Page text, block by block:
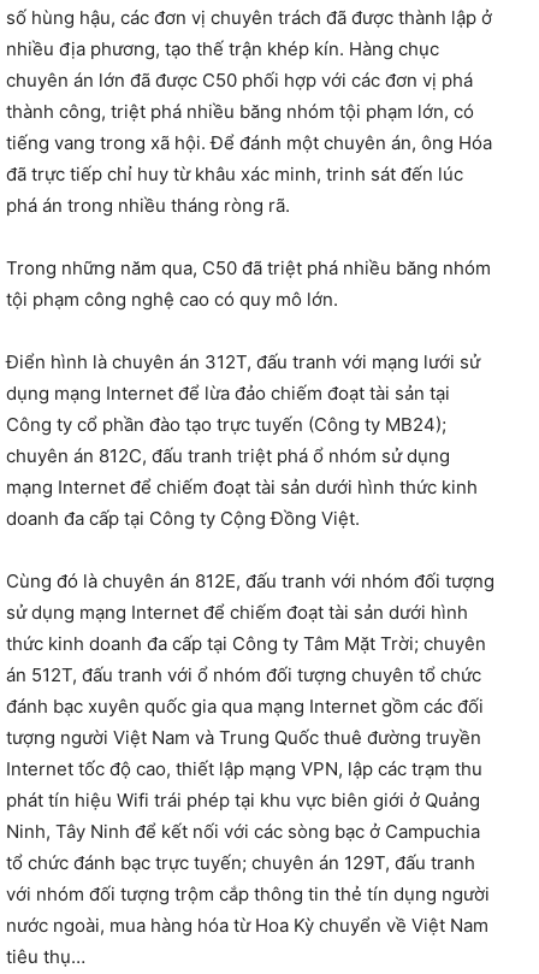
số hùng hậu, các đơn vị chuyên trách đã được thành lập ở
nhiều địa phương, tạo thế trận khép kín. Hàng chục
chuyên án lớn đã được C50 phối hợp với các đơn vị phá
thành công, triệt phá nhiều băng nhóm tội phạm lớn, có
tiếng vang trong xã hội. Để đánh một chuyên án, ông Hóa
đã trực tiếp chỉ huy từ khâu xác minh, trinh sát đến lúc
phá án trong nhiều tháng ròng rã.
Trong những năm qua, C50 đã triệt phá nhiều băng nhóm
tội phạm công nghệ cao có quy mô lớn.
Điển hình là chuyên án 312T, đấu tranh với mạng lưới sử
dụng mạng Internet để lừa đảo chiếm đoạt tài sản tại
Công ty cổ phần đào tạo trực tuyến (Công ty MB24);
chuyên án 812C, đấu tranh triệt phá ổ nhóm sử dụng
mạng Internet để chiếm đoạt tài sản dưới hình thức kinh
doanh đa cấp tại Công ty Cộng Đồng Việt.
Cùng đó là chuyên án 812E, đấu tranh với nhóm đối tượng
sử dụng mạng Internet để chiếm đoạt tài sản dưới hình
thức kinh doanh đa cấp tại Công ty Tâm Mặt Trời; chuyên
án 512T, đấu tranh với ổ nhóm đối tượng chuyên tổ chức
đánh bạc xuyên quốc gia qua mạng Internet gồm các đối
tượng người Việt Nam và Trung Quốc thuê đường truyền
Internet tốc độ cao, thiết lập mạng VPN, lập các trạm thu
phát tín hiệu Wifi trái phép tại khu vực biên giới ở Quảng
Ninh, Tây Ninh để kết nối với các sòng bạc ở Campuchia
tổ chức đánh bạc trực tuyến; chuyên án 129T, đấu tranh
với nhóm đối tượng trộm cắp thông tin thẻ tín dụng người
nước ngoài, mua hàng hóa từ Hoa Kỳ chuyển về Việt Nam
tiêu thụ…